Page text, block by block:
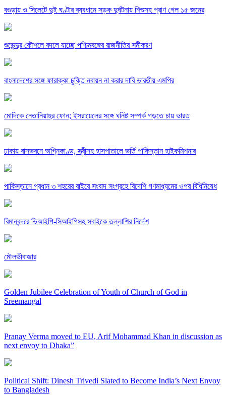
বগুড়ায় ও সিলেটে দুই ঘণ্টার ব্যবধানে সড়ক দুর্ঘটনায় শিশুসহ প্রাণ গেল ১৫ জনের
শুভেন্দুর কৌশলে বদলে যাচ্ছে পশ্চিমবঙ্গের রাজনীতির সমীকরণ
বাংলাদেশের সঙ্গে ফারাক্কা চুক্তি নবায়ন না করার দাবি ভারতীয় এমপির
মোদিকে নেতানিয়াহুর ফোন; ইসরায়েলের সঙ্গে ঘনিষ্ট সম্পর্ক গড়তে চায় ভারত
ঢাকায় বাসভবনে অগ্নিকাণ্ড, স্ত্রীসহ হাসপাতালে ভর্তি পাকিস্তান হাইকমিশনার
পাকিস্তানে প্রধান ৩ শহরের বাইরে সংবাদ সংগ্রহে বিদেশি গণমাধ্যমের ওপর বিধিনিষেধ
বিমানবন্দরে ভিআইপি-সিআইপিসহ সবাইকে তল্লাশির নির্দেশ
মৌলভীবাজার
Golden Jubilee Celebration of Youth of Church of God in
Sreemangal
Pranay Verma moved to EU, Arif Mohammad Khan in discussion as
next envoy to Dhaka”
Political Shift: Dinesh Trivedi Slated to Become India’s Next Envoy
to Bangladesh